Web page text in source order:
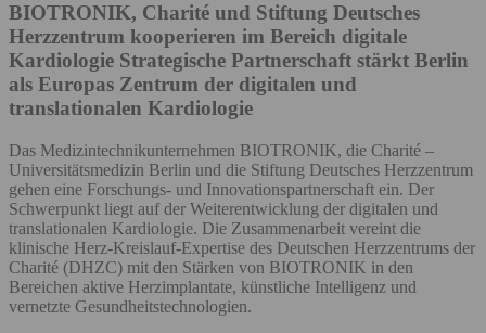
BIOTRONIK, Charité und Stiftung Deutsches
Herzzentrum kooperieren im Bereich digitale
Kardiologie Strategische Partnerschaft stärkt Berlin
als Europas Zentrum der digitalen und
translationalen Kardiologie
Das Medizintechnikunternehmen BIOTRONIK, die Charité –
Universitätsmedizin Berlin und die Stiftung Deutsches Herzzentrum
gehen eine Forschungs- und Innovationspartnerschaft ein. Der
Schwerpunkt liegt auf der Weiterentwicklung der digitalen und
translationalen Kardiologie. Die Zusammenarbeit vereint die
klinische Herz-Kreislauf-Expertise des Deutschen Herzzentrums der
Charité (DHZC) mit den Stärken von BIOTRONIK in den
Bereichen aktive Herzimplantate, künstliche Intelligenz und
vernetzte Gesundheitstechnologien.